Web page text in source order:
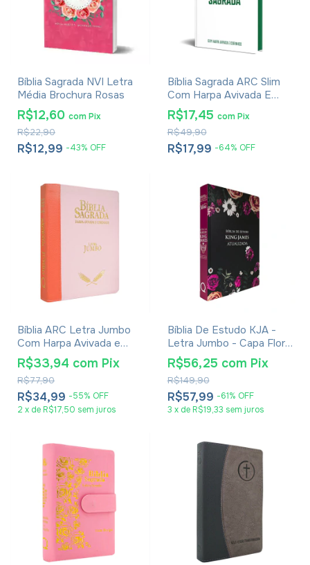
Bíblia Sagrada NVI Letra
Média Brochura Rosas
R$12,99 -43% OFF
R$22,90
R$12,60 comPix
Bíblia Sagrada ARC Slim
Com Harpa Avivada E
Corinhos - Capa Dura
Alvi-verde
R$17,99 -64% OFF
R$49,90
R$17,45 com Pix
Bíblia ARC Letra Jumbo
Com Harpa Avivada e
Corinhos - Capa Laranja
e Rosa
R$34,99 -55% OFF
R$77,90
R$33,94 com Pix
2 x de R$17,50 sem juros
Bíblia De Estudo KJA -
Letra Jumbo - Capa Floral
Pink
R$57,99 -61% OFF
R$149,90
R$56,25 com Pix
3 x de R$19,33 sem juros